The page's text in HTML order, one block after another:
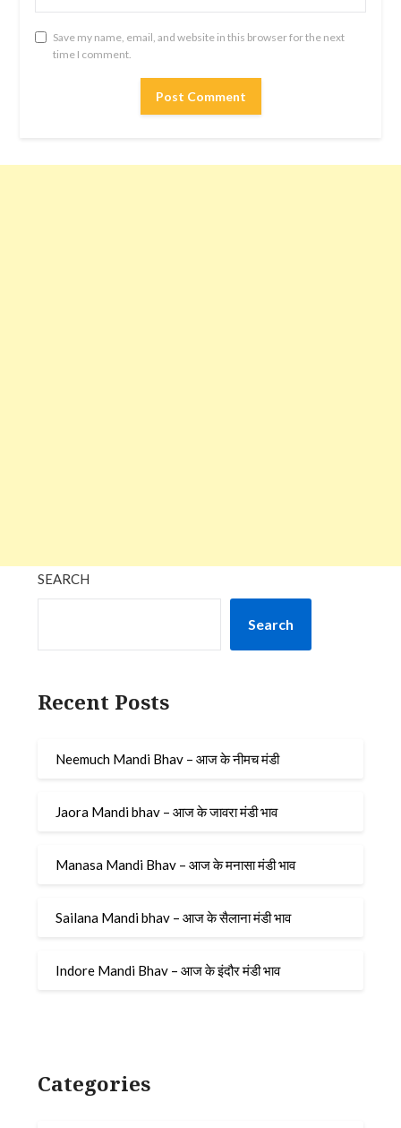
Save my name, email, and website in this browser for the next
time I comment.
SEARCH
Search
Recent Posts
Neemuch Mandi Bhav – आज के नीमच मंडी
Jaora Mandi bhav – आज के जावरा मंडी भाव
Manasa Mandi Bhav – आज के मनासा मंडी भाव
Sailana Mandi bhav – आज के सैलाना मंडी भाव
Indore Mandi Bhav – आज के इंदौर मंडी भाव
Categories